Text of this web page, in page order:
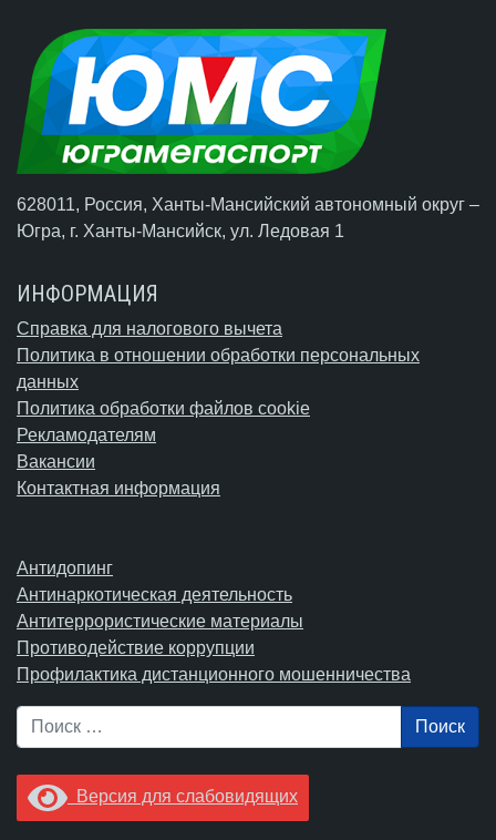
628011, Россия, Ханты-Мансийский автономный округ –
Югра, г. Ханты-Мансийск, ул. Ледовая 1
ИНФОРМАЦИЯ
Справка для налогового вычета
Политика в отношении обработки персональных
данных
Политика обработки файлов cookie
Рекламодателям
Вакансии
Контактная информация
Антидопинг
Антинаркотическая деятельность
Антитеррористические материалы
Противодействие коррупции
Профилактика дистанционного мошенничества
Поиск
Версия для слабовидящих